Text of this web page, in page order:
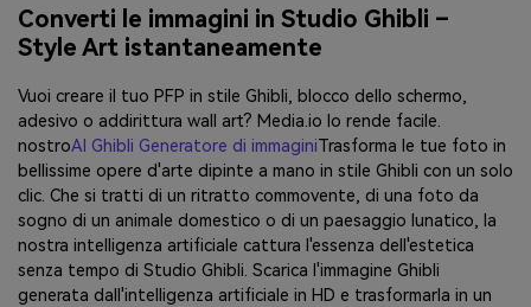
Converti le immagini in Studio Ghibli –
Style Art istantaneamente
Vuoi creare il tuo PFP in stile Ghibli, blocco dello schermo,
adesivo o addirittura wall art? Media.io lo rende facile.
nostroAI Ghibli Generatore di immaginiTrasforma le tue foto in
bellissime opere d'arte dipinte a mano in stile Ghibli con un solo
clic. Che si tratti di un ritratto commovente, di una foto da
sogno di un animale domestico o di un paesaggio lunatico, la
nostra intelligenza artificiale cattura l'essenza dell'estetica
senza tempo di Studio Ghibli. Scarica l'immagine Ghibli
generata dall'intelligenza artificiale in HD e trasformarla in un